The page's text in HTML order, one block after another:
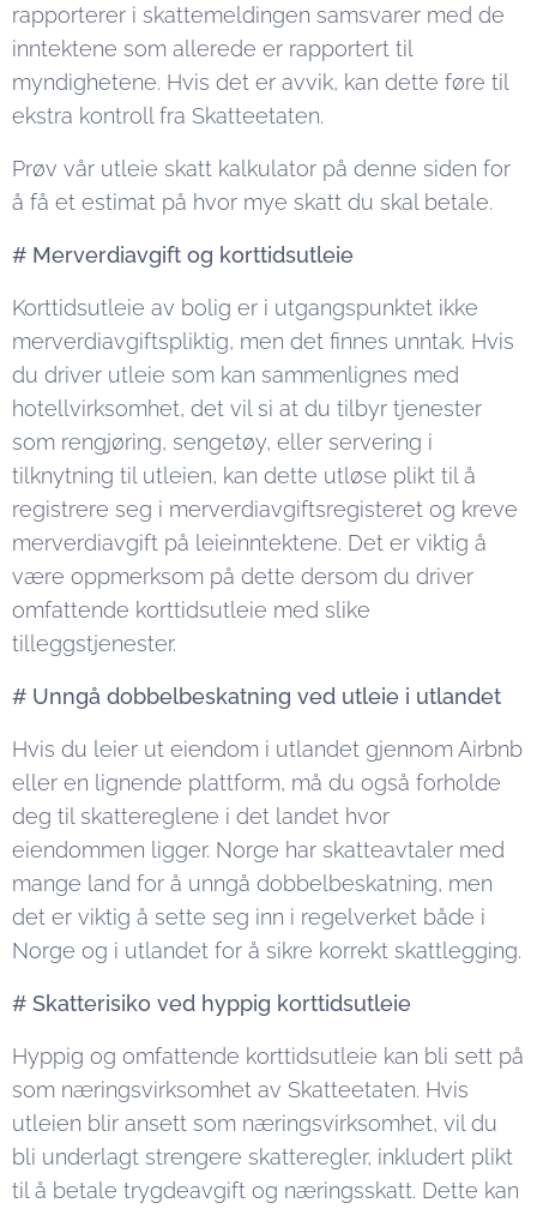
rapporterer i skattemeldingen samsvarer med de
inntektene som allerede er rapportert til
myndighetene. Hvis det er avvik, kan dette føre til
ekstra kontroll fra Skatteetaten.
Prøv vår utleie skatt kalkulator på denne siden for
å få et estimat på hvor mye skatt du skal betale.
# Merverdiavgift og korttidsutleie
Korttidsutleie av bolig er i utgangspunktet ikke
merverdiavgiftspliktig, men det finnes unntak. Hvis
du driver utleie som kan sammenlignes med
hotellvirksomhet, det vil si at du tilbyr tjenester
som rengjøring, sengetøy, eller servering i
tilknytning til utleien, kan dette utløse plikt til å
registrere seg i merverdiavgiftsregisteret og kreve
merverdiavgift på leieinntektene. Det er viktig å
være oppmerksom på dette dersom du driver
omfattende korttidsutleie med slike
tilleggstjenester.
# Unngå dobbelbeskatning ved utleie i utlandet
Hvis du leier ut eiendom i utlandet gjennom Airbnb
eller en lignende plattform, må du også forholde
deg til skattereglene i det landet hvor
eiendommen ligger. Norge har skatteavtaler med
mange land for å unngå dobbelbeskatning, men
det er viktig å sette seg inn i regelverket både i
Norge og i utlandet for å sikre korrekt skattlegging.
# Skatterisiko ved hyppig korttidsutleie
Hyppig og omfattende korttidsutleie kan bli sett på
som næringsvirksomhet av Skatteetaten. Hvis
utleien blir ansett som næringsvirksomhet, vil du
bli underlagt strengere skatteregler, inkludert plikt
til å betale trygdeavgift og næringsskatt. Dette kan